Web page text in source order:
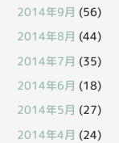
2014年9月 (56)
2014年8月 (44)
2014年7月 (35)
2014年6月 (18)
2014年5月 (27)
2014年4月 (24)